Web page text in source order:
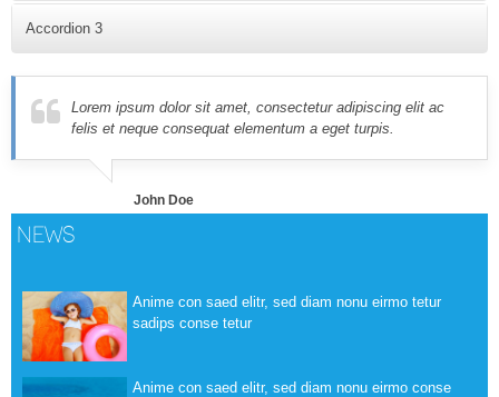
consectetur adipiscing elit. Proin ornare consectetur consequat
Accordion 3
Proin ornare consectetur sodales. Nulla luctus cursus mauris at
dapibus. Cras ac felis et neque consequat elementum a eget
turpis. Aliquam erat volutpat. Integer feugiat sem eu ligula
vulputate consequat.
Lorem ipsum dolor sit amet, consectetur adipiscing elit ac
felis et neque consequat elementum a eget turpis.
John Doe
NEWS
Anime con saed elitr, sed diam nonu eirmo tetur
sadips conse tetur
Anime con saed elitr, sed diam nonu eirmo conse